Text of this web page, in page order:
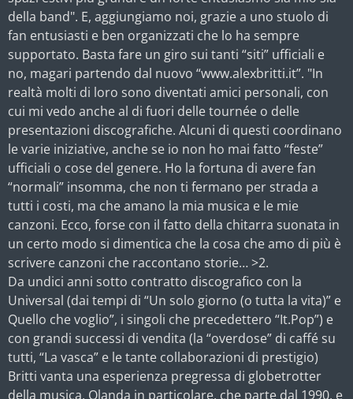
della band". E, aggiungiamo noi, grazie a uno stuolo di
fan entusiasti e ben organizzati che lo ha sempre
supportato. Basta fare un giro sui tanti “siti” ufficiali e
no, magari partendo dal nuovo “www.alexbritti.it”. "In
realtà molti di loro sono diventati amici personali, con
cui mi vedo anche al di fuori delle tournée o delle
presentazioni discografiche. Alcuni di questi coordinano
le varie iniziative, anche se io non ho mai fatto “feste”
ufficiali o cose del genere. Ho la fortuna di avere fan
“normali” insomma, che non ti fermano per strada a
tutti i costi, ma che amano la mia musica e le mie
canzoni. Ecco, forse con il fatto della chitarra suonata in
un certo modo si dimentica che la cosa che amo di più è
scrivere canzoni che raccontano storie… >2.
Da undici anni sotto contratto discografico con la
Universal (dai tempi di “Un solo giorno (o tutta la vita)” e
Quello che voglio”, i singoli che precedettero “It.Pop”) e
con grandi successi di vendita (la “overdose” di caffé su
tutti, “La vasca” e le tante collaborazioni di prestigio)
Britti vanta una esperienza pregressa di globetrotter
della musica, Olanda in particolare, che parte dal 1990, e